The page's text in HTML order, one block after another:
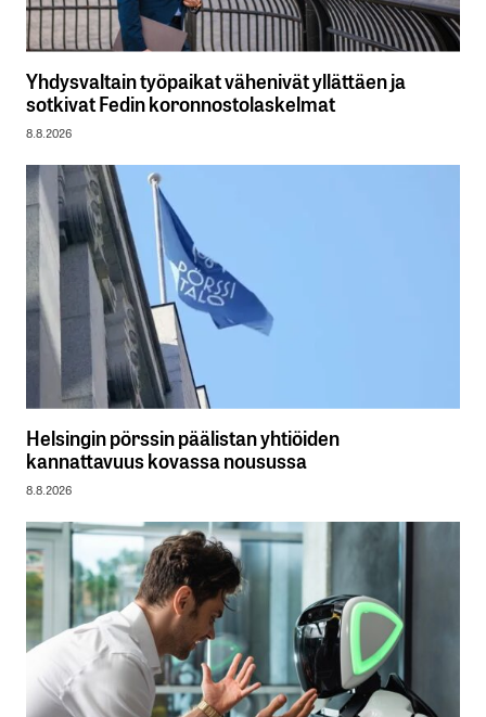
Yhdysvaltain työpaikat vähenivät yllättäen ja
sotkivat Fedin koronnostolaskelmat
8.8.2026
Helsingin pörssin päälistan yhtiöiden
kannattavuus kovassa nousussa
8.8.2026